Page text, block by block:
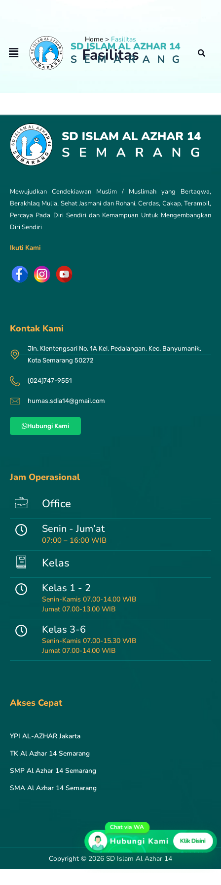
Home Fasilitas
Fasilitas
Mewujudkan Cendekiawan Muslim / Muslimah yang Bertaqwa,
Berakhlaq Mulia, Sehat Jasmani dan Rohani, Cerdas, Cakap, Terampil,
Percaya Pada Diri Sendiri dan Kemampuan Untuk Mengembangkan
Diri Sendiri
Ikuti Kami
Kontak Kami
Jln. Klentengsari No. 1A Kel. Pedalangan, Kec. Banyumanik,
Kota Semarang 50272
(024)747-9551
humas.sdia14@gmail.com
Hubungi Kami
Jam Operasional
Office
Senin - Jum’at
07:00 – 16:00 WIB
Kelas
Kelas 1 - 2
Senin-Kamis 07.00-14.00 WIB
Jumat 07.00-13.00 WIB
Kelas 3-6
Senin-Kamis 07.00-15.30 WIB
Jumat 07.00-14.00 WIB
Akses Cepat
YPI AL-AZHAR Jakarta
TK Al Azhar 14 Semarang
SMP Al Azhar 14 Semarang
SMA Al Azhar 14 Semarang
Copyright © 2026 SD Islam Al Azhar 14